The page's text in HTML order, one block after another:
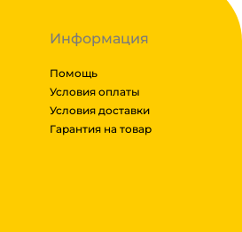
Информация
Помощь
Условия оплаты
Условия доставки
Гарантия на товар